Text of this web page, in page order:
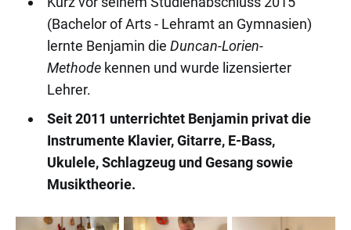
(Bachelor of Arts - Lehramt an Gymnasien)
lernte Benjamin die Duncan-Lorien-
Methodekennen und wurde lizensierter
Lehrer.
Seit 2011 unterrichtet Benjamin privat die
Instrumente Klavier, Gitarre, E-Bass,
Ukulele, Schlagzeug und Gesang sowie
Musiktheorie.